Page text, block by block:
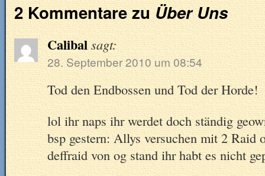
2 Kommentare zuÜber Uns
Calibal sagt:
28. September 2010 um 08:54
Tod den Endbossen und Tod der Horde!
lol ihr naps ihr werdet doch ständig
bsp gestern: Allys versuchen mit 2 Raid
deffraid von og stand ihr habt es nicht